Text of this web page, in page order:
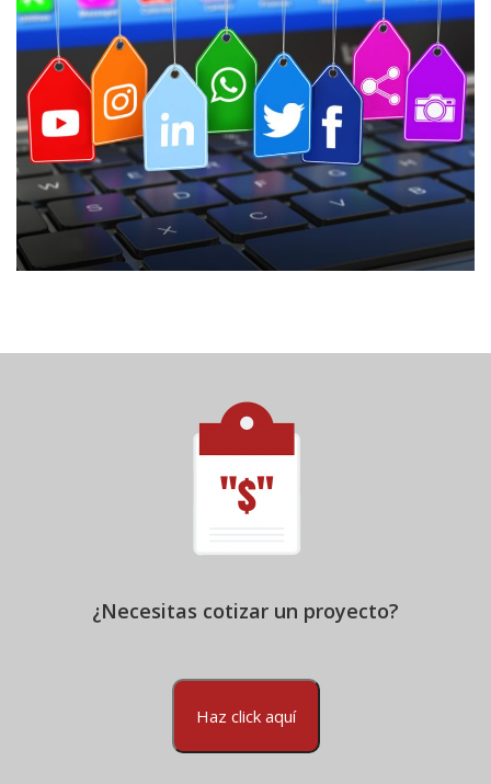
¿Necesitas cotizar un proyecto?
Haz click aquí